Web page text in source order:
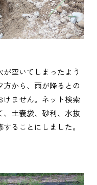
空いてしまったよう
から、雨が降るとの
ません。ネット検索
、土嚢袋、砂利、水抜
ることにしました。